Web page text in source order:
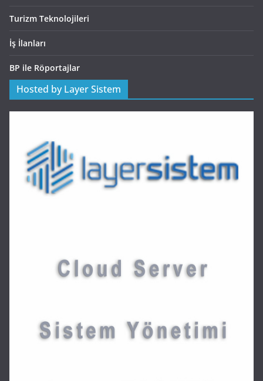
Turizm Teknolojileri
İş İlanları
BP ile Röportajlar
Hosted by Layer Sistem